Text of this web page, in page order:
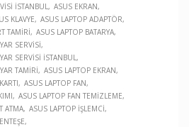
İSTANBUL ASUS EKRAN
KLAVYE
ASUS LAPTOP ADAPTÖR
TAMIRI
ASUS LAPTOP BATARYA
SERVISI
SERVISI İSTANBUL
TAMIRI
ASUS LAPTOP EKRAN
ASUS LAPTOP FAN
ASUS LAPTOP FAN TEMIZLEME
ATMA ASUS LAPTOP İŞLEMCI